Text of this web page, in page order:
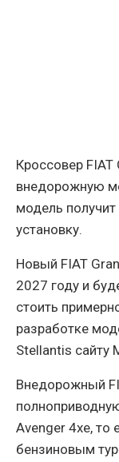
Кроссовер FIAT
внедорожную
модель
установку.
Новый FIAT
2027 году и
стоить
разработке
Stellantis сайту
Внедорожный
Avenger 4xe, то
бензиновым